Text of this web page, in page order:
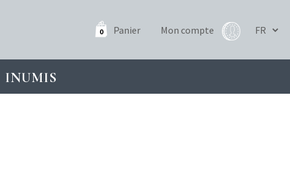
0 Panier Mon compte
INUMIS